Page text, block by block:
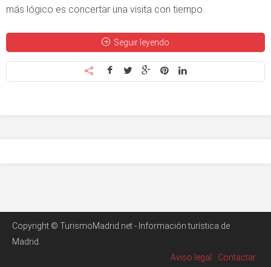
más lógico es concertar una visita con tiempo.
Seguir leyendo
Copyright © TurismoMadrid.net - Información turística de
Madrid.
Aviso legal
Contactar